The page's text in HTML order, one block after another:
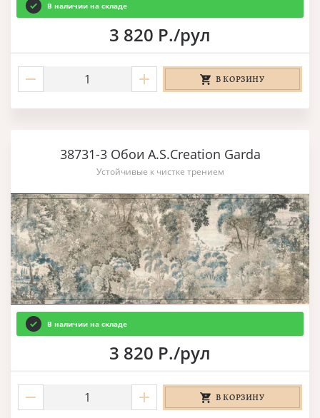
В наличии на складе
3 820 Р./рул
В КОРЗИНУ
38731-3 Обои A.S.Creation Garda
Устойчивые к чистке трением
В наличии на складе
3 820 Р./рул
В КОРЗИНУ